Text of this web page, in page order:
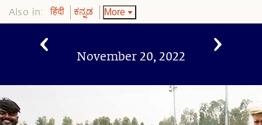
Also in: हिंदी ಕನ್ನಡ More
November 20, 2022